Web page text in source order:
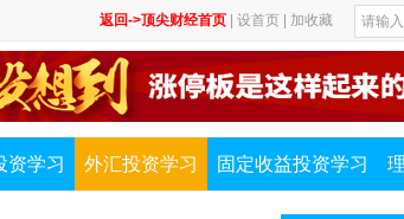
返回->顶尖财经首页 设首页 加收藏
资学习 外汇投资学习 固定收益投资学习